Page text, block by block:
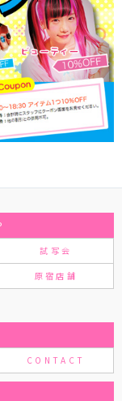
試写会
原宿店舗
CONTACT